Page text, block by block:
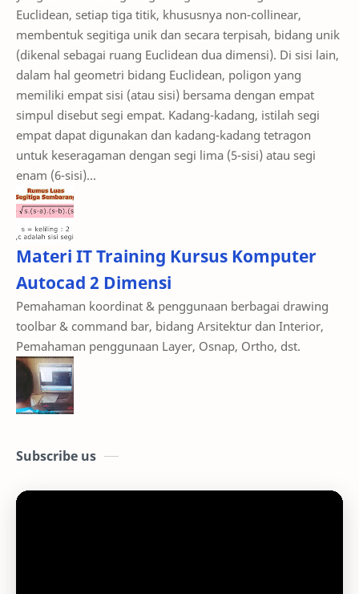
membentuk segitiga unik dan secara terpisah, bidang unik
(dikenal sebagai ruang Euclidean dua dimensi). Di sisi lain,
dalam hal geometri bidang Euclidean, poligon yang
memiliki empat sisi (atau sisi) bersama dengan empat
simpul disebut segi empat. Kadang-kadang, istilah segi
empat dapat digunakan dan kadang-kadang tetragon
untuk keseragaman dengan segi lima (5-sisi) atau segi
enam (6-sisi)...
Materi IT Training Kursus Komputer
Autocad 2 Dimensi
Pemahaman koordinat & penggunaan berbagai drawing
toolbar & command bar, bidang Arsitektur dan Interior,
Pemahaman penggunaan Layer, Osnap, Ortho, dst.